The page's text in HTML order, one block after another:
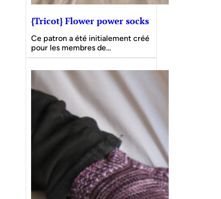
{Tricot} Flower power socks
Ce patron a été initialement créé
pour les membres de…